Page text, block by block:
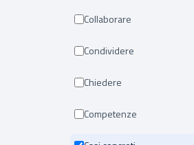
Collaborare
Condividere
Chiedere
Competenze